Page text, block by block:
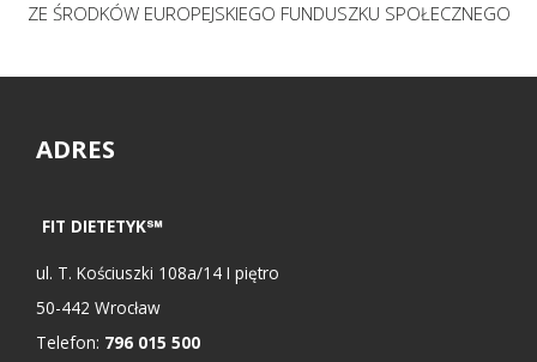
ZE ŚRODKÓW EUROPEJSKIEGO FUNDUSZKU SPOŁECZNEGO
ADRES
FIT DIETETYK℠
ul. T. Kościuszki 108a/14 I piętro
50-442 Wrocław
Telefon: 796 015 500